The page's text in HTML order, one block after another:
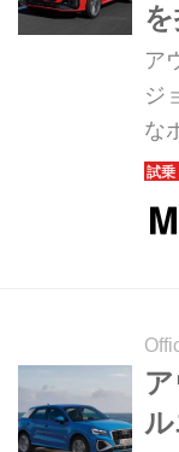
ア
ジ
な
2L
輪
せ